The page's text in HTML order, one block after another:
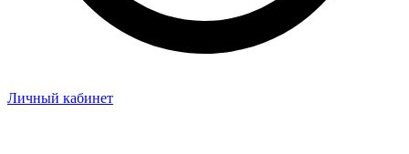
Личный кабинет